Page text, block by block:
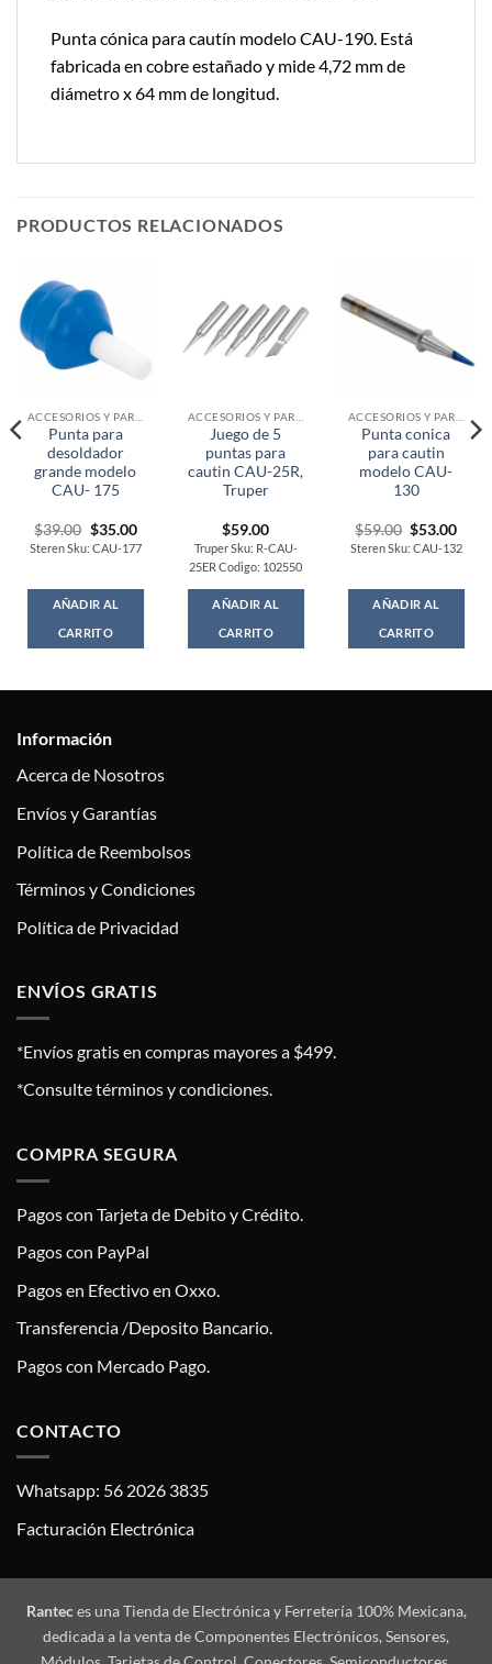
Punta cónica para cautín modelo CAU-190. Está
fabricada en cobre estañado y mide 4,72 mm de
diámetro x 64 mm de longitud.
PRODUCTOS RELACIONADOS
Punta para
desoldador
grande modelo
CAU- 175
$39.00 Original
price
was:
$35.00Current
price
is:
Steren Sku: CAU-177
AÑADIR AL
CARRITO
Juego de 5
puntas para
cautin CAU-25R,
Truper
$59.00
Truper Sku: R-CAU-
25ER Codigo: 102550
AÑADIR AL
CARRITO
Punta conica
para cautin
modelo CAU-
130
$59.00 Original
price
was:
$53.00
price
is:
Steren Sku: CAU-132
AÑADIR AL
CARRITO
Información
Acerca de Nosotros
Envíos y Garantías
Política de Reembolsos
Términos y Condiciones
Política de Privacidad
ENVÍOS GRATIS
*Envíos gratis en compras mayores a $499.
*Consulte términos y condiciones.
COMPRA SEGURA
Pagos con Tarjeta de Debito y Crédito.
Pagos con PayPal
Pagos en Efectivo en Oxxo.
Transferencia /Deposito Bancario.
Pagos con Mercado Pago.
CONTACTO
Whatsapp: 56 2026 3835
Facturación Electrónica
Ranteces una Tienda de Electrónica y Ferretería 100% Mexicana,
dedicada a la venta de Componentes Electrónicos, Sensores,